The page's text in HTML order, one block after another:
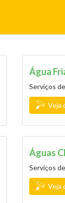
Água
Serviços
Veja
Águas
Serviços
Veja